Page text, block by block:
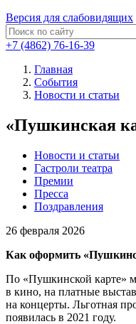
Версия для слабовидящих
+7 (4862) 76-16-39
Главная
События
Новости и статьи
«Пушкинская
Новости и статьи
Гастроли театра
Премии
Пресса
Поздравления
26 февраля 2026
Как оформить
По «Пушкинской карте»
в кино, на платные
на концерты. Льготная
появилась в 2021 году.